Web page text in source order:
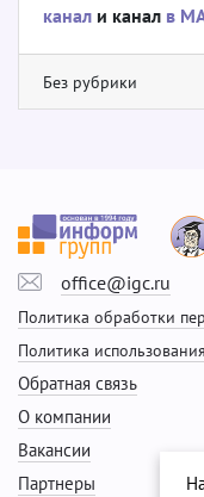
канал и канал в
Без рубрики
office@igc.ru
Политика обработки
Политика
Обратная связь
О компании
Вакансии
Партнеры